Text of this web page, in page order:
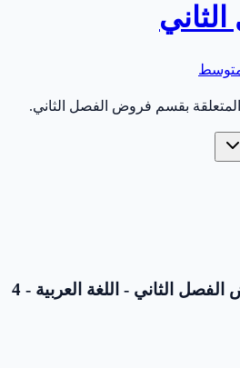
متوسط
بقسم فروض الفصل الثاني.
الموضوع رقم 61 - فرض الفصل الثاني - اللغة العربية - 4